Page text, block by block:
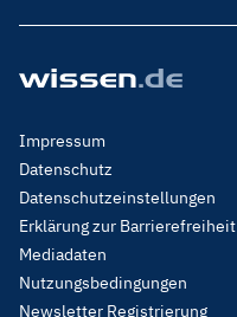
Footer
Menu
Legal
Impressum
Datenschutz
Datenschutzeinstellungen
Erklärung zur Barrierefreiheit
Mediadaten
Nutzungsbedingungen
Newsletter Registrierung